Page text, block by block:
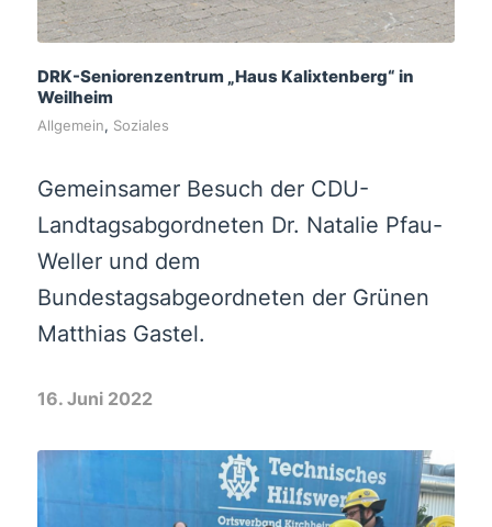
DRK-Seniorenzentrum „Haus Kalixtenberg“ in
Weilheim
Allgemein, Soziales
Gemeinsamer Besuch der CDU-
Landtagsabgordneten Dr. Natalie Pfau-
Weller und dem
Bundestagsabgeordneten der Grünen
Matthias Gastel.
16. Juni 2022